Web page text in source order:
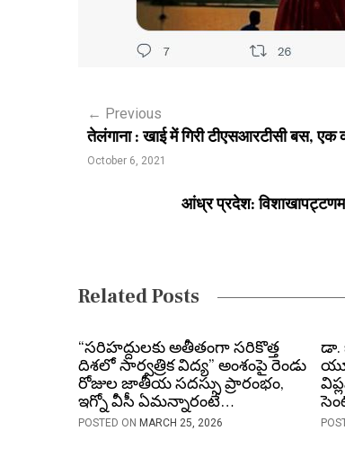
P
o
v
i
g
a
← Previous
तेलंगाना : खाई में गिरी टीएसआरटीसी बस,
October 6, 2021
आंध्र प्रदेश: विशाखापट्टणम
Related Posts
“సరిహద్దులకు అతీతంగా సరికొత్త
దిశలో సార్వత్రిక విద్య” అంశంపై రెండు
రోజుల జాతీయ సదస్సు ప్రారంభం,
ఇగ్నో వీసీ ఏమన్నారంటే…
POSTED ON MARCH 25, 2026
డా.